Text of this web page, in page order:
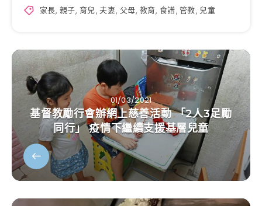
家長, 親子,育兒,夫妻, 父母, 教育, 食譜,管教, 兒童
01/03/2021
基督教勵行會辦網上慈善活動 「2人3足勵
同行」 疫情下繼續支援基層兒童